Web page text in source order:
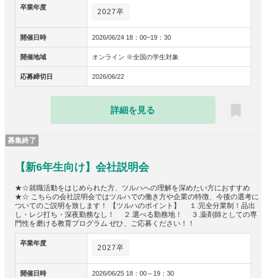
卒業年度
2027卒
開催日時 2026/06/24 18：00~19：30
開催地域 オンライン ※全国の学生対象
応募締切日 2026/06/22
詳細を見る
募集終了
【新6年生向け】会社説明会
★☆就職活動をはじめられた方、ツルハへの理解を深めたい方におすすめ
★☆ こちらの会社説明会ではツルハでの働き方や企業の特徴、今後の選考に
ついてのご説明を致します！ 【ツルハのポイント】 １.完全分業制！品出
し・レジ打ち・深夜勤務なし！ ２.選べる勤務地！ ３.薬剤師としての専
門性を磨ける教育プログラム ぜひ、ご応募ください！！
卒業年度
2027卒
開催日時 2026/06/25 18：00～19：30